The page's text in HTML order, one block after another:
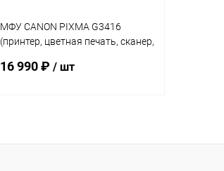
МФУ CANON PIXMA G3416
(принтер, цветная печать, сканер,
16 990 ₽ / шт